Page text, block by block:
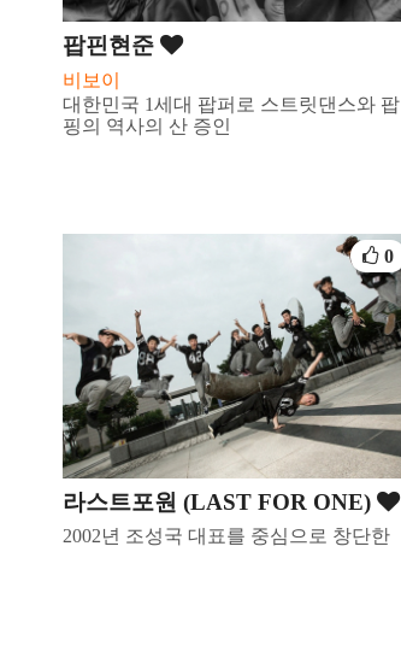
팝핀현준
비보이
대한민국 1세대 팝퍼로 스트릿댄스와 팝
핑의 역사의 산 증인
라스트포원 (LAST FOR ONE)
2002년 조성국 대표를 중심으로 창단한
0